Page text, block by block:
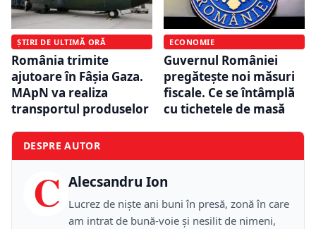
ȘTIRI DE ULTIMĂ ORĂ
România trimite
ajutoare în Fâșia Gaza.
MApN va realiza
transportul produselor
ECONOMIE
Guvernul României
pregătește noi măsuri
fiscale. Ce se întâmplă
cu tichetele de masă
DESPRE AUTOR
C Alecsandru Ion
Lucrez de niște ani buni în presă, zonă în care
am intrat de bună-voie și nesilit de nimeni,